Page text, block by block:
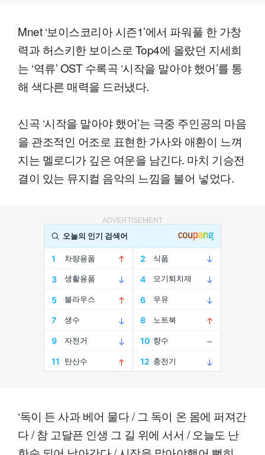
Mnet ‘보이스코리아 시즌1’에서 파워풀 한 가창
력과 허스키한 보이스로 Top4에 올랐던 지세희
는 ‘역류’ OST 수록곡 ‘시작을 말아야 했어’를 통
해 색다른 매력을 드러냈다.
신곡 ‘시작을 말아야 했어’는 극중 주인공의 마음
을 관조적인 어조로 표현한 가사와 애환이 느껴
지는 멜로디가 깊은 여운을 남긴다. 마치 기승전
결이 있는 뮤지컬 음악의 느낌을 불어 넣었다.
ADVERTISEMENT
‘독이 든 사과 베어 물다 / 그 독이 온 몸에 퍼져간
다 / 참 고달픈 인생 그 길 위에 서서 / 오늘도 난